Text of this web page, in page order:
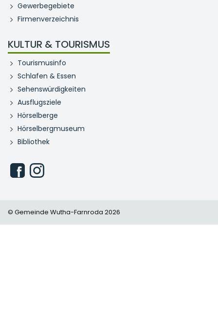
Gewerbegebiete
Firmenverzeichnis
KULTUR & TOURISMUS
Tourismusinfo
Schlafen & Essen
Sehenswürdigkeiten
Ausflugsziele
Hörselberge
Hörselbergmuseum
Bibliothek
© Gemeinde Wutha-Farnroda 2026